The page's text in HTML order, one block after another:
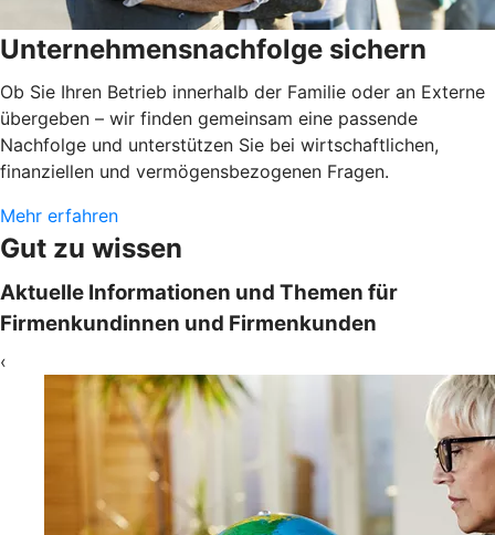
Unternehmensnachfolge sichern
Ob Sie Ihren Betrieb innerhalb der Familie oder an Externe
übergeben – wir finden gemeinsam eine passende
Nachfolge und unterstützen Sie bei wirtschaftlichen,
finanziellen und vermögensbezogenen Fragen.
Mehr erfahren
Gut zu wissen
Aktuelle Informationen und Themen für
Firmenkundinnen und Firmenkunden
‹